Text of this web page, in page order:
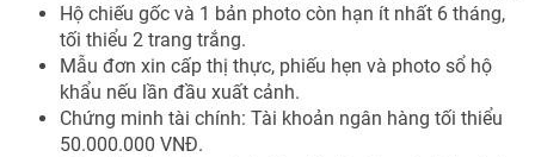
Hộ chiếu gốc và 1 bản photo còn hạn ít nhất 6 tháng,
tối thiểu 2 trang trắng.
Mẫu đơn xin cấp thị thực, phiếu hẹn và photo sổ hộ
khẩu nếu lần đầu xuất cảnh.
Chứng minh tài chính: Tài khoản ngân hàng tối thiểu
50.000.000 VNĐ.